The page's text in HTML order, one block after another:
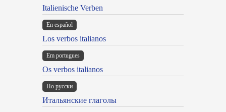
Italienische Verben
En español
Los verbos italianos
Em portugues
Os verbos italianos
По русски
Итальянские глаголы